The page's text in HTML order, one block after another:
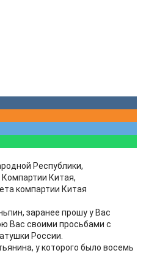
Республики,
Китая,
компартии Китая
заранее прошу у Вас
Вас своими просьбами с
России.
у которого было восемь